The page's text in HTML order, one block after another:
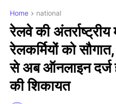
Home national
रेलवे की
रेलकर्मियों को
से अब ऑनलाइन दर्ज
की शिकायत